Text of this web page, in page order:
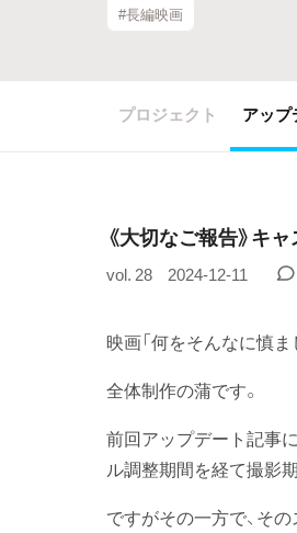
#長編映画
プロジェクト アップ
《大切なご報告》キ
vol. 28 2024-12-11
映画「何をそんなに慎
全体制作の蒲です。
前回アップデート記事
ル調整期間を経て撮影
ですがその一方で、そ